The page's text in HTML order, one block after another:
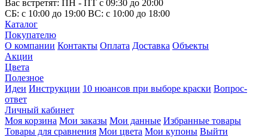
Вас встретят: ПН - ПТ с 09:30 до 20:00
СБ: с 10:00 до 19:00 ВС: с 10:00 до 18:00
Каталог
Покупателю
О компании Контакты Оплата Доставка Объекты
Акции
Цвета
Полезное
Идеи Инструкции 10 нюансов при выборе краски Вопрос-
ответ
Личный кабинет
Моя корзина Мои заказы Мои данные Избранные товары
Товары для сравнения Мои цвета Мои купоны Выйти